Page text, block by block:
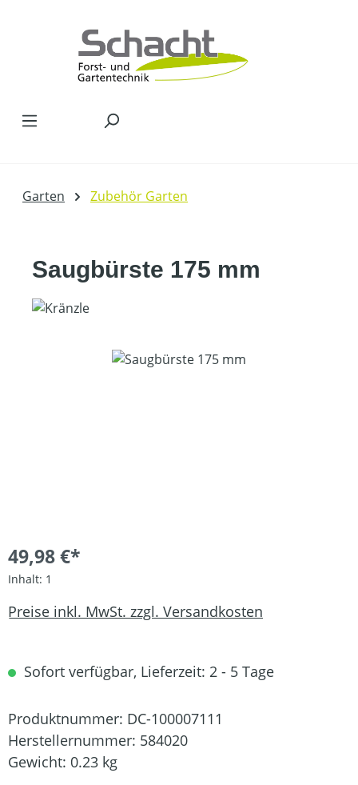
Garten Zubehör Garten
Saugbürste 175 mm
Bildergalerie überspringen
49,98 €*
Inhalt: 1
Preise inkl. MwSt. zzgl. Versandkosten
Sofort verfügbar, Lieferzeit: 2 - 5 Tage
Produktnummer: DC-100007111
Herstellernummer: 584020
Gewicht: 0.23 kg